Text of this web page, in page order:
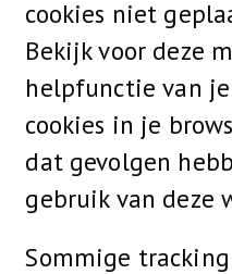
cookies niet
Bekijk voor deze
helpfunctie van je
cookies in je
dat gevolgen
gebruik van deze
Sommige